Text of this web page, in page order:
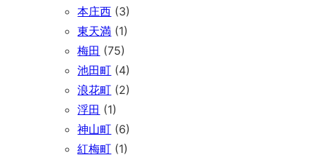
本庄西 (3)
東天満 (1)
梅田 (75)
池田町 (4)
浪花町 (2)
浮田 (1)
神山町 (6)
紅梅町 (1)